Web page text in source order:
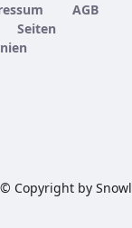
AGB
Seiten
© Copyright by